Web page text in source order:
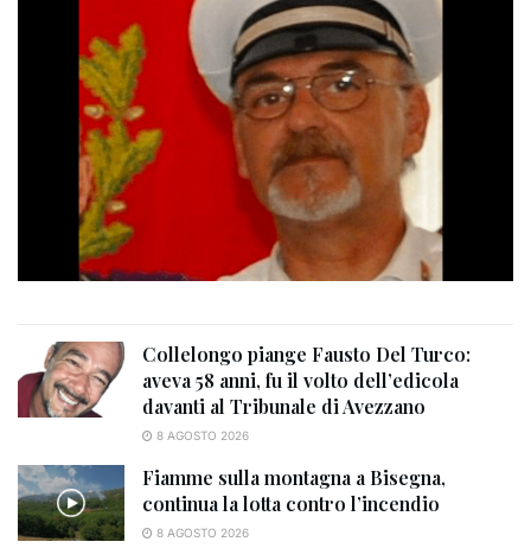
Collelongo piange Fausto Del Turco:
aveva 58 anni, fu il volto dell’edicola
davanti al Tribunale di Avezzano
8 AGOSTO 2026
Fiamme sulla montagna a Bisegna,
continua la lotta contro l’incendio
8 AGOSTO 2026